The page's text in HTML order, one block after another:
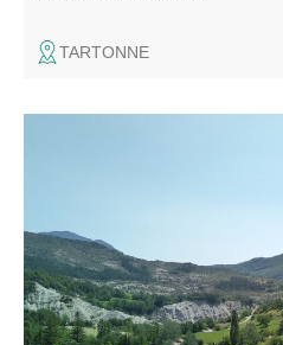
TARTONNE
rocheux, et Braux dans son